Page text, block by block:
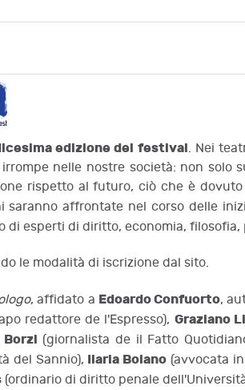
edizione del festival. Nei
nelle nostre società: non solo
rispetto al futuro, ciò che è
affrontate nel corso delle
di esperti di diritto, economia,
le modalità di iscrizione dal sito.
, affidato a Edoardo Confuorto,
redattore de l'Espresso), Graziano
Borzi (giornalista de il Fatto
del Sannio), Ilaria Boiano (avvocata
(ordinario di diritto penale